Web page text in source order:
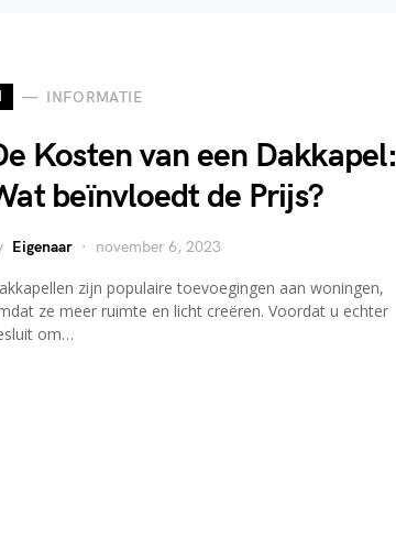
I INFORMATIE
Kosten van een Dakkapel:
beïnvloedt de Prijs?
Eigenaar november 6, 2023
zijn populaire toevoegingen aan woningen,
ze meer ruimte en licht creëren. Voordat u echter
om…